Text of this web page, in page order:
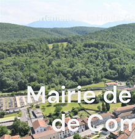
Mairie
de
Département de la Haute-